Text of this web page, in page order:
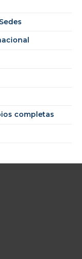
completas